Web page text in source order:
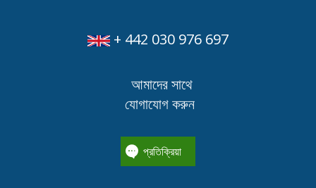
+ 442 030 976 697
আমাদের সাথে
যোগাযোগ করুন
প্রতিক্রিয়া